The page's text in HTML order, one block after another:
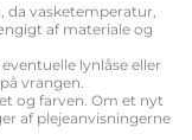
da vasketemperatur,
af materiale og
lynlåse eller
vrangen.
og farven. Om et nyt
af plejeanvisningerne